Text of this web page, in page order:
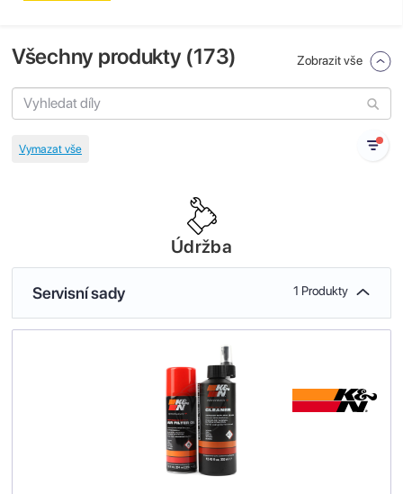
Všechny produkty (173) Zobrazit vše
Údržba
Servisní sady 1 Produkty